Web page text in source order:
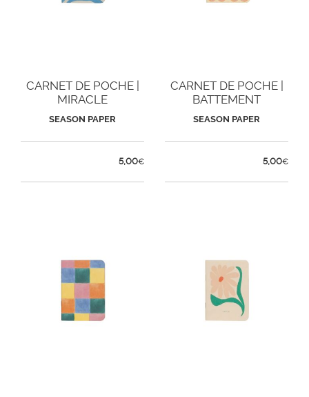
CARNET DE POCHE |
MIRACLE
SEASON PAPER
5,00€
CARNET DE POCHE |
BATTEMENT
SEASON PAPER
5,00€